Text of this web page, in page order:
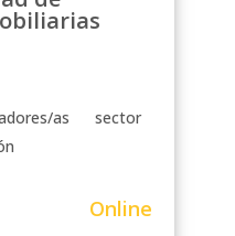
as sector
Online